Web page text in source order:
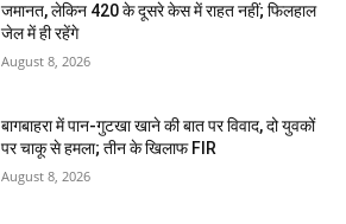
जमानत, लेकिन 420 के दूसरे केस में राहत नहीं; फिलहाल
जेल में ही रहेंगे
August 8, 2026
बागबाहरा में पान-गुटखा खाने की बात पर विवाद, दो युवकों
पर चाकू से हमला; तीन के खिलाफ FIR
August 8, 2026